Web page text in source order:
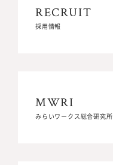
RECRUIT
採用情報
RECRUIT
採用情報
MWRI
みらいワークス総合研究所
MWRI
みらいワークス総合研究所